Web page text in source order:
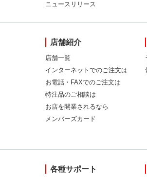
ニュースリリース
店舗紹介
店舗一覧
インターネットでのご注文は
お電話・FAXでのご注文は
特注品のご相談は
お店を開業されるなら
メンバーズカード
各種サポート